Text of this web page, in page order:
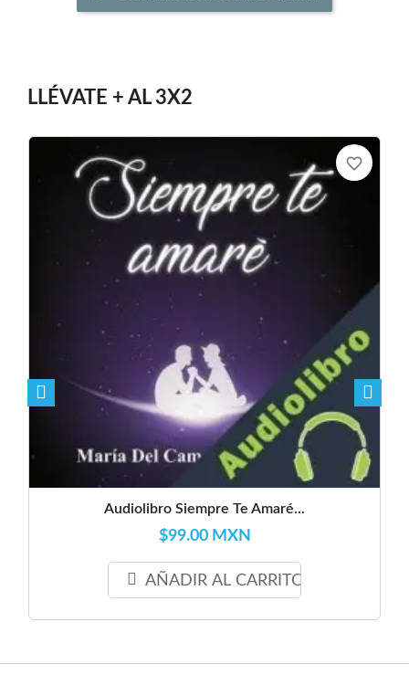
LLÉVATE + AL 3X2
Audiolibro Siempre Te Amaré...
$99.00 MXN
AÑADIR AL CARRITO
favorite_border